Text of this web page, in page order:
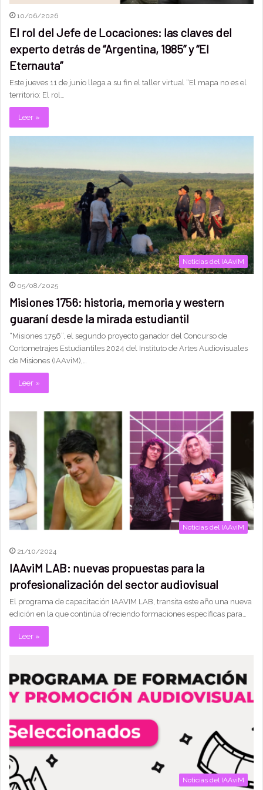
10/06/2026
El rol del Jefe de Locaciones: las claves del
experto detrás de “Argentina, 1985” y “El
Eternauta”
Este jueves 11 de junio llega a su fin el taller virtual “El mapa no es el
territorio: El rol…
Leer »
Noticias del IAAviM
05/08/2025
Misiones 1756: historia, memoria y western
guaraní desde la mirada estudiantil
“Misiones 1756”, el segundo proyecto ganador del Concurso de
Cortometrajes Estudiantiles 2024 del Instituto de Artes Audiovisuales
de Misiones (IAAviM),…
Leer »
Noticias del IAAviM
21/10/2024
IAAviM LAB: nuevas propuestas para la
profesionalización del sector audiovisual
El programa de capacitación IAAVIM LAB, transita este año una nueva
edición en la que continúa ofreciendo formaciones específicas para…
Leer »
Noticias del IAAviM